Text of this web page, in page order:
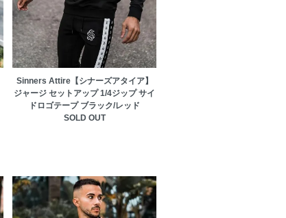
Sinners Attire【シナーズアタイア】
ジャージ セットアップ 1/4ジップ サイ
ドロゴテープ ブラック/レッド
SOLD OUT